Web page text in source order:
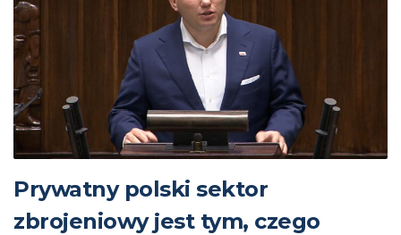
Prywatny polski sektor
zbrojeniowy jest tym, czego